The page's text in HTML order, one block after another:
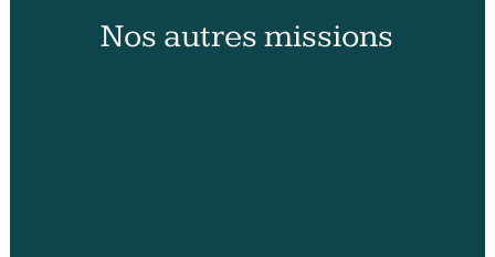
Nos autres missions